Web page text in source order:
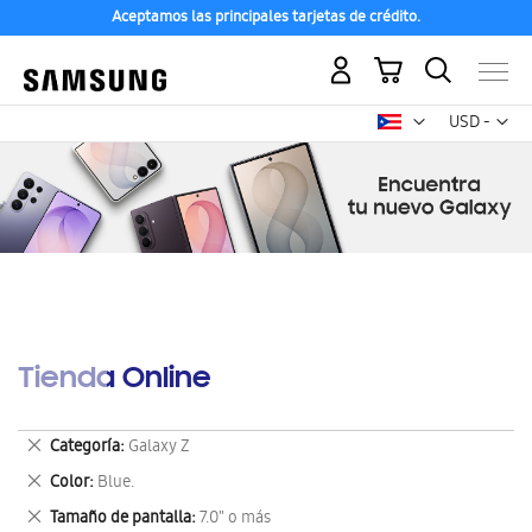
Aceptamos las principales tarjetas de crédito.
USD -
dólar
Mi carrito
Tienda Online
Categoría Galaxy Z
Eliminar
este
artículo
Color Blue.
Eliminar
este
Tamaño de pantalla 7.0" o más
Eliminar